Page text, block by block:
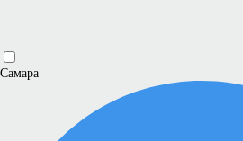
Самара